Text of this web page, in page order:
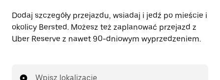
Dodaj szczegóły przejazdu, wsiadaj i jedź po mieście i
okolicy Bersted. Możesz też zaplanować przejazd z
Uber Reserve z nawet 90-dniowym wyprzedzeniem.
Wpisz lokalizację